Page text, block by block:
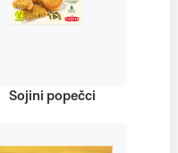
Sojini popečci